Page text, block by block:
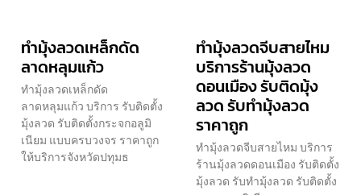
ทำมุ้งลวดเหล็กดัด
ลาดหลุมแก้ว
ทำมุ้งลวดเหล็กดัด
ลาดหลุมแก้ว บริการ รับติดตั้ง
มุ้งลวด รับติดตั้งกระจกอลูมิ
เนียม แบบครบวงจร ราคาถูก
ให้บริการจังหวัดปทุมธ
ทำมุ้งลวดจีบสายไหม
บริการร้านมุ้งลวด
ดอนเมือง รับติดมุ้ง
ลวด รับทำมุ้งลวด
ราคาถูก
ทำมุ้งลวดจีบสายไหม บริการ
ร้านมุ้งลวดดอนเมือง รับติดตั้ง
มุ้งลวด รับทำมุ้งลวด รับติดตั้ง